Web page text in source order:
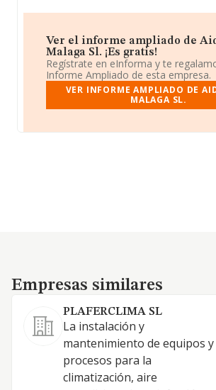
Ver el informe ampliado de
Malaga Sl. ¡Es gratis!
Regístrate en eInforma y te
Informe Ampliado de esta empresa.
VER INFORME AMPLIADO DE
MALAGA SL.
Empresas similares
Empresas similares
PLAFERCLIMA SL
La instalación y
mantenimiento de equipos y
procesos para la
climatización, aire